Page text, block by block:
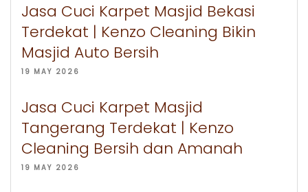
Jasa Cuci Karpet Masjid Bekasi
Terdekat | Kenzo Cleaning Bikin
Masjid Auto Bersih
19 MAY 2026
Jasa Cuci Karpet Masjid
Tangerang Terdekat | Kenzo
Cleaning Bersih dan Amanah
19 MAY 2026